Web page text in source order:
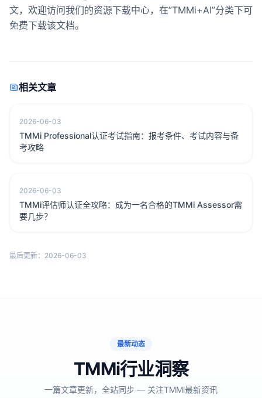
文，欢迎访问我们的资源下载中心，在”TMMi+AI”分类下可
免费下载该文档。
相关文章
2026-06-03
TMMi Professional认证考试指南：报考条件、考试内容与备
考攻略
2026-06-03
TMMi评估师认证全攻略：成为一名合格的TMMi Assessor需
要几步？
最后更新：2026-06-03
最新动态
TMMi行业洞察
一篇文章更新，全站同步 — 关注TMMi最新资讯